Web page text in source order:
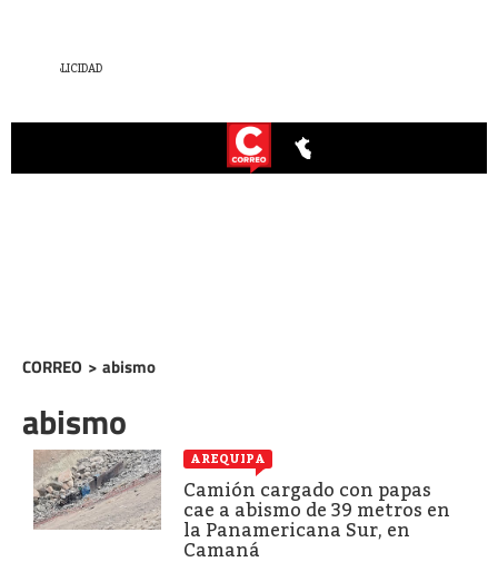
CORREO > abismo
abismo
AREQUIPA
Camión cargado con papas
cae a abismo de 39 metros en
la Panamericana Sur, en
Camaná